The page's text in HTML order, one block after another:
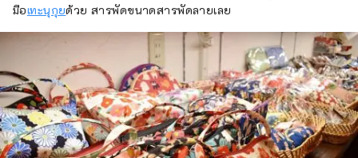
มือเทะนุกุยด้วย สารพัดขนาดสารพัดลายเลย